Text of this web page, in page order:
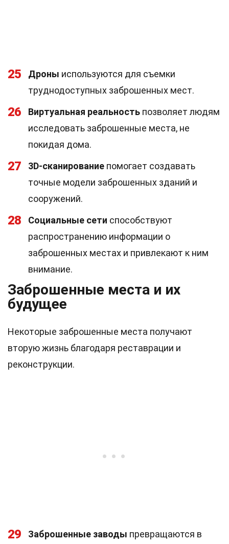
25 Дроны используются для съемки
труднодоступных заброшенных мест.
26 Виртуальная реальность позволяет людям
исследовать заброшенные места, не
покидая дома.
27 3D-сканирование помогает создавать
точные модели заброшенных зданий и
сооружений.
28 Социальные сети способствуют
распространению информации о
заброшенных местах и привлекают к ним
внимание.
Заброшенные места и их
будущее
Некоторые заброшенные места получают
вторую жизнь благодаря реставрации и
реконструкции.
29 Заброшенные заводы превращаются в